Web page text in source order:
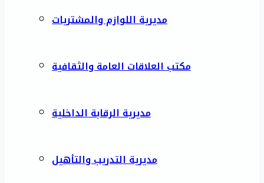
مديرية اللوازم والمشتريات
مكتب العلاقات العامة والثقافية
مديرية الرقابة الداخلية
مديرية التدريب والتأهيل